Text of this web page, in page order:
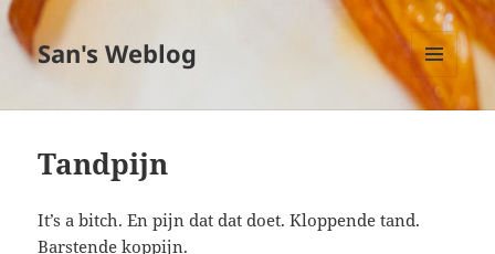
San's Weblog
MENU
EN
Tandpijn
It’s a bitch. En pijn dat dat doet. Kloppende tand.
Barstende koppijn.